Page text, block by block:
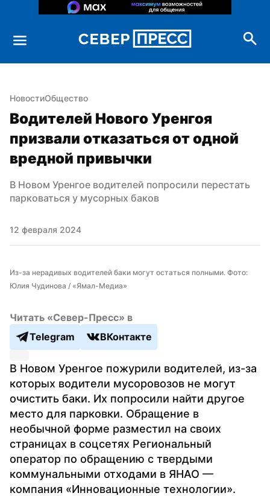
НовостиОбщество
Водителей Нового Уренгоя
призвали отказаться от одной
вредной привычки
В Новом Уренгое водителей попросили перестать
парковаться у мусорных баков
12 февраля 2024
Из-за нерадивых водителей баки могут остаться полными. Фото:
Юлия Чудинова / «Ямал-Медиа»
Читать «Север-Пресс» в
Telegram
ВКонтакте
В Новом Уренгое пожурили водителей, из-за
которых водители мусоровозов не могут
очистить баки. Их попросили найти другое
место для парковки. Обращение в
необычной форме разместил на своих
страницах в соцсетях Региональный
оператор по обращению с твердыми
коммунальными отходами в ЯНАО —
компания «Инновационные технологии».